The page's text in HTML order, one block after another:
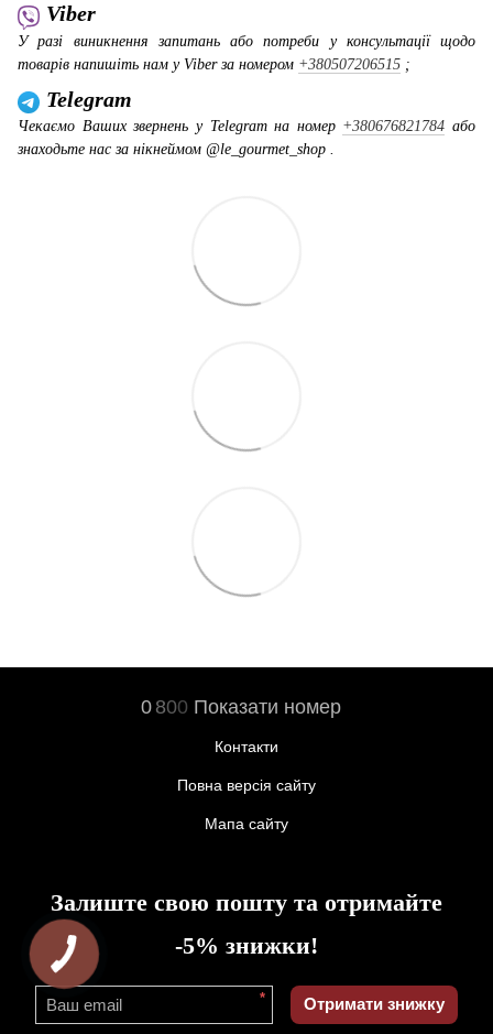
Viber
У разі виникнення запитань або потреби у консультації щодо
товарів напишіть нам у Viber за номером +380507206515 ;
Telegram
Чекаємо Ваших звернень у Telegram на номер +380676821784 або
знаходьте нас за нікнеймом @le_gourmet_shop .
0 800 Показати номер
Контакти
Повна версія сайту
Мапа сайту
Залиште свою пошту та отримайте
-5% знижки!
* Отримати знижку